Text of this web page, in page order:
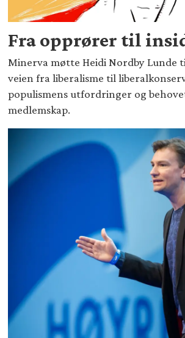
Fra opprører til
Minerva møtte Heidi Nordby Lunde
veien fra liberalisme til
populismens utfordringer og
medlemskap.